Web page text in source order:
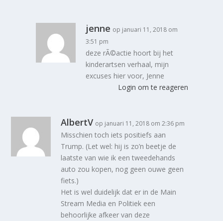
jenne op januari 11, 2018 om
3:51 pm
deze rÃ©actie hoort bij het
kinderartsen verhaal, mijn
excuses hier voor, Jenne
Login om te reageren
AlbertV op januari 11, 2018 om 2:36 pm
Misschien toch iets positiefs aan
Trump. (Let wel: hij is zo’n beetje de
laatste van wie ik een tweedehands
auto zou kopen, nog geen ouwe geen
fiets.)
Het is wel duidelijk dat er in de Main
Stream Media en Politiek een
behoorlijke afkeer van deze